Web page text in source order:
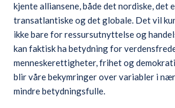
kjente alliansene, både det nordiske, det
transatlantiske og det globale. Det vil
ikke bare for ressursutnyttelse og
kan faktisk ha betydning for
menneskerettigheter, frihet og
blir våre bekymringer over variabler i
mindre betydningsfulle.